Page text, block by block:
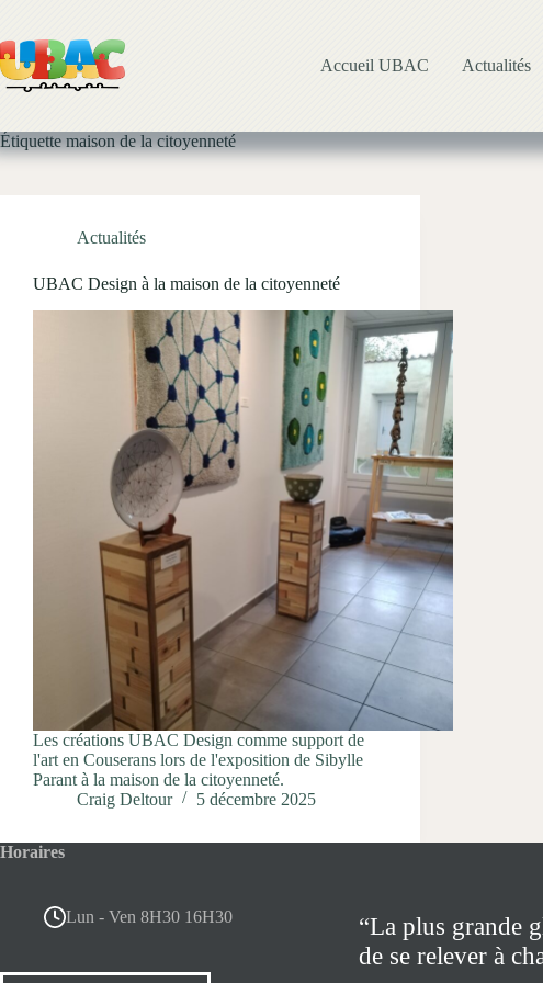
contenu
Accueil UBAC
Actualités
Étiquette maison de la citoyenneté
Actualités
UBAC Design à la maison de la citoyenneté
Les créations UBAC Design comme support de
l'art en Couserans lors de l'exposition de Sibylle
Parant à la maison de la citoyenneté.
Craig Deltour
5 décembre 2025
Horaires
Lun - Ven 8H30 16H30
“La plus grande
de se relever à